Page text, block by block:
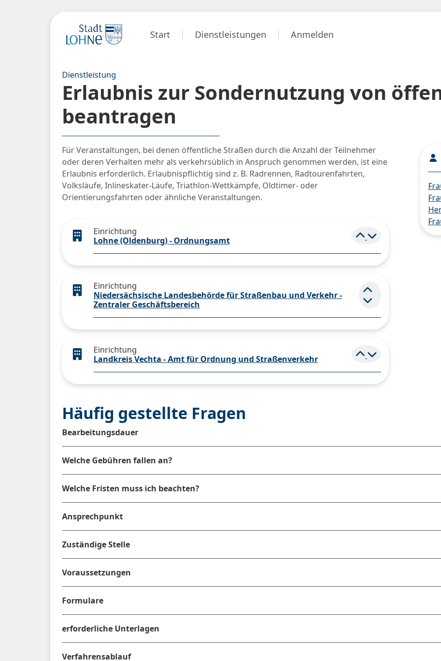
Start Dienstleistungen Anmelden
Dienstleistung
Erlaubnis zur Sondernutzung von
beantragen
Für Veranstaltungen, bei denen öffentliche Straßen durch die Anzahl der Teilnehmer
oder deren Verhalten mehr als verkehrsüblich in Anspruch genommen werden, ist eine
Erlaubnis erforderlich. Erlaubnispflichtig sind z. B. Radrennen, Radtourenfahrten,
Volksläufe, Inlineskater-Läufe, Triathlon-Wettkämpfe, Oldtimer- oder
Orientierungsfahrten oder ähnliche Veranstaltungen.
Einrichtung
Lohne (Oldenburg) - Ordnungsamt
Element ein-
Einrichtung
Niedersächsische Landesbehörde für Straßenbau und Verkehr -
Zentraler Geschäftsbereich
Einrichtung
Landkreis Vechta - Amt für Ordnung und Straßenverkehr
Element ein- und
Häufig gestellte Fragen
Bearbeitungsdauer
Welche Gebühren fallen an?
Welche Fristen muss ich beachten?
Ansprechpunkt
Zuständige Stelle
Voraussetzungen
Formulare
erforderliche Unterlagen
Verfahrensablauf